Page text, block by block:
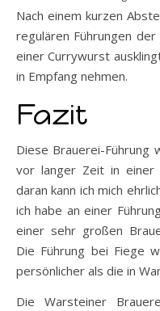
Nach einem kurzen
regulären Führungen
einer Currywurst
in Empfang nehmen.
Fazit
Diese Brauerei-Führung
vor langer Zeit in einer
daran kann ich mich
ich habe an einer
einer sehr großen
Die Führung bei Fiege
persönlicher als die in
Die Warsteiner